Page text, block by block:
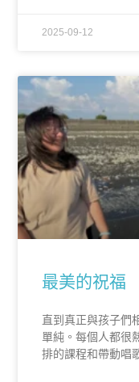
2025-09-12
最美的祝福
直到真正與孩子們
單純。每個人都很
排的課程和帶動唱